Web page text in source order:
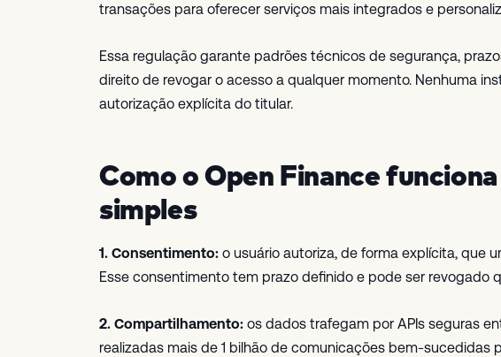
transações para oferecer serviços mais integrados e
Essa regulação garante padrões técnicos de segurança,
direito de revogar o acesso a qualquer momento. Nenhuma
autorização explícita do titular.
Como o Open Finance
simples
1. Consentimento: o usuário autoriza, de forma explícita, que
Esse consentimento tem prazo definido e pode ser revogado
2. Compartilhamento: os dados trafegam por APIs seguras
realizadas mais de 1 bilhão de comunicações bem-sucedidas